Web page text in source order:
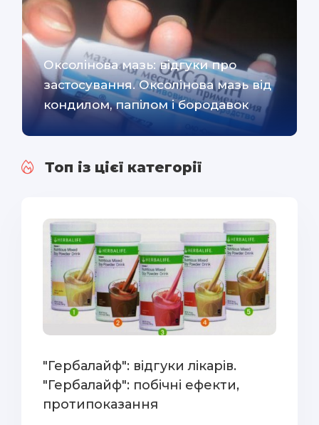
Оксолінова мазь: відгуки про
застосування. Оксолінова мазь від
кондилом, папілом і бородавок
Топ із цієї категорії
"Гербалайф": відгуки лікарів.
"Гербалайф": побічні ефекти,
протипоказання